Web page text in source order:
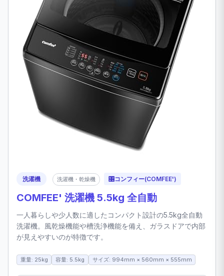
洗濯機 洗濯機・乾燥機 🎛️コンフィー(COMFEE')
COMFEE' 洗濯機 5.5kg 全自動
一人暮らしや少人数に適したコンパクト設計の5.5kg全自動
洗濯機。風乾燥機能や槽洗浄機能を備え、ガラスドアで内部
が見えやすいのが特徴です。
重量: 25kg 容量: 5.5kg サイズ: 994mm × 560mm × 555mm